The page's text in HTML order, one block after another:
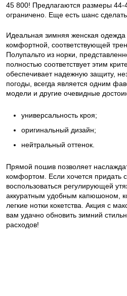
45 800! Предлагаются размеры 44-
ограничено. Еще есть шанс
Идеальная зимняя женская одежда
комфортной, соответствующей
Полупальто из норки,
полностью соответствует этим
обеспечивает надежную защиту,
погоды, всегда является одним
модели и другие очевидные
универсальность кроя;
оригинальный дизайн;
нейтральный оттенок.
Прямой пошив позволяет
комфортом. Если хочется придать
воспользоваться регулирующей
аккуратным удобным капюшоном,
легкие нотки кокетства. Акция с
вам удачно обновить зимний
расходов!